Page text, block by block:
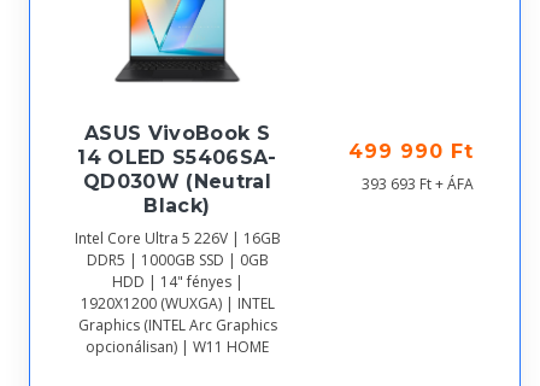
ASUS VivoBook S
14 OLED S5406SA-
QD030W (Neutral
Black)
Intel Core Ultra 5 226V | 16GB
DDR5 | 1000GB SSD | 0GB
HDD | 14" fényes |
1920X1200 (WUXGA) | INTEL
Graphics (INTEL Arc Graphics
opcionálisan) | W11 HOME
499 990 Ft
393 693 Ft + ÁFA